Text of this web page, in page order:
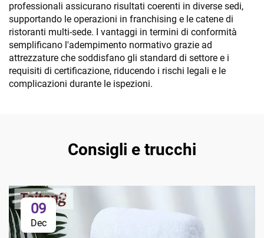
professionali assicurano risultati coerenti in diverse sedi,
supportando le operazioni in franchising e le catene di
ristoranti multi-sede. I vantaggi in termini di conformità
semplificano l'adempimento normativo grazie ad
attrezzature che soddisfano gli standard di settore e i
requisiti di certificazione, riducendo i rischi legali e le
complicazioni durante le ispezioni.
Consigli e trucchi
09
Dec